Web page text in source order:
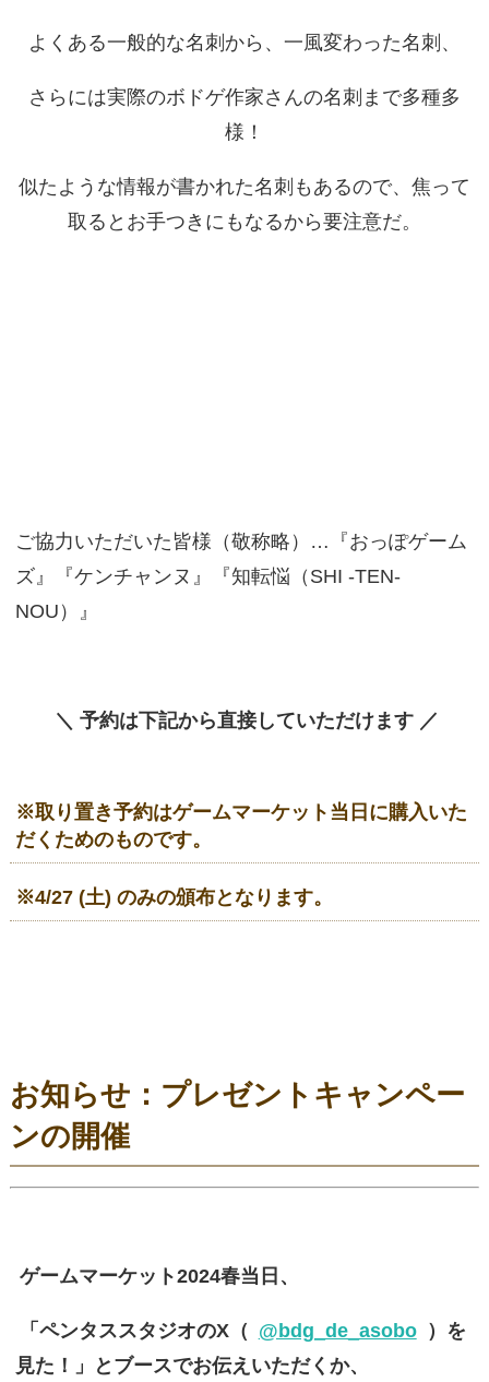
よくある一般的な名刺から、一風変わった名刺、
さらには実際のボドゲ作家さんの名刺まで多種多
様！
似たような情報が書かれた名刺もあるので、焦って
取るとお手つきにもなるから要注意だ。
ご協力いただいた皆様（敬称略）…『おっぽゲーム
ズ』『ケンチャンヌ』『知転悩（SHI -TEN-
NOU）』
＼ 予約は下記から直接していただけます ／
※取り置き予約はゲームマーケット当日に購入いた
だくためのものです。
※4/27 (土) のみの頒布となります。
お知らせ：プレゼントキャンペー
ンの開催
ゲームマーケット2024春当日、
「ペンタススタジオのX（ @bdg_de_asobo ）を
見た！」とブースでお伝えいただくか、